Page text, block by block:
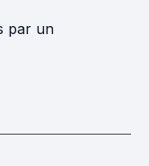
par un